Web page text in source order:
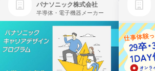
パナソニック株式会社
半導体・電子機器メーカー